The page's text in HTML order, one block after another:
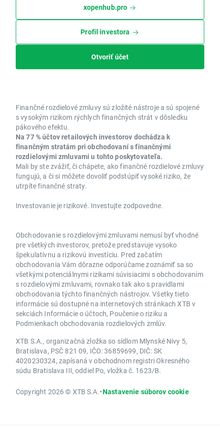
xopenhub.pro
Profil investora
Otvoriť účet
Finančné rozdielové zmluvy sú zložité nástroje a sú spojené
s vysokým rizikom rýchlych finančných strát v dôsledku
pákového efektu.
Na 77 % účtov retailových investorov dochádza k
finančným stratám pri obchodovaní s finančnými
rozdielovými zmluvami u tohto poskytovateľa.
Mali by ste zvážiť, či chápete, ako finančné rozdielové zmluvy
fungujú, a či si môžete dovoliť podstúpiť vysoké riziko, že
utrpíte finančné straty.
Investovanie je rizikové. Investujte zodpovedne.
Obchodovanie s rozdielovými zmluvami nemusí byť vhodné
pre všetkých investorov, pretože predstavuje vysoko
špekulatívnu a rizikovú investíciu. Pred začatím
obchodovania Vám dôrazne odporúčame zoznámiť sa so
všetkými potenciálnymi rizikami súvisiacimi s obchodovaním
s rozdielovými zmluvami, rovnako tak ako s pravidlami
obchodovania týchto finančných nástrojov. Všetky tieto
informácie sú dostupné na internetových stránkach XTB v
sekciách Informácie o účtoch, Poučenie o riziku a
Podmienkach obchodovania rozdielových zmlúv.
XTB S.A., organizačná zložka so sídlom Mlynské Nivy 5,
Bratislava, PSČ 821 09, IČO: 36859699, DIČ: SK
4020230324, zapísaná v obchodnom registri Okresného
súdu Bratislava III, oddiel Po, vložka č. 1623/B.
Copyright 2026 © XTB S.A.•Nastavenie súborov cookie